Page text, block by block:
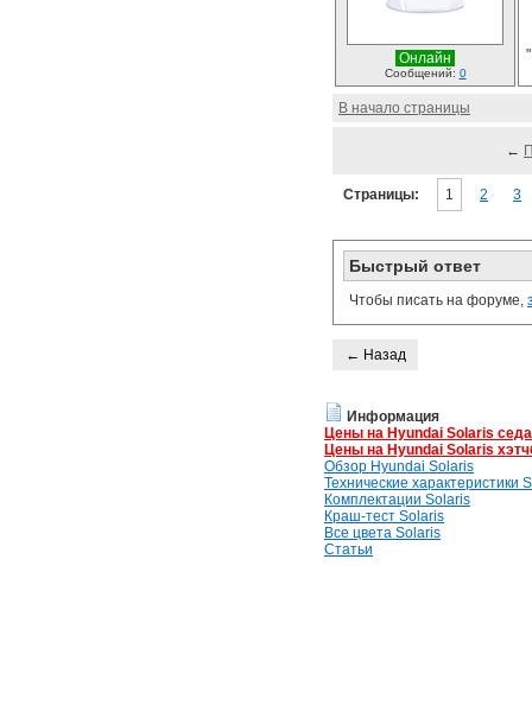
Онлайн
Сообщений: 0
В начало страницы
←
Страницы: 1 2 3
Быстрый ответ
Чтобы писать на форуме,
← Назад
Информация
Цены на Hyundai Solaris
Цены на Hyundai Solaris
Обзор Hyundai Solaris
Технические характеристики
Комплектации Solaris
Краш-тест Solaris
Все цвета Solaris
Статьи